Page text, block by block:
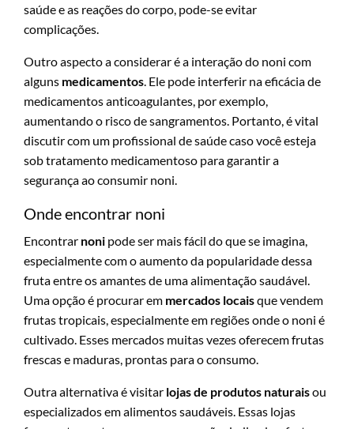
saúde e as reações do corpo, pode-se evitar
complicações.
Outro aspecto a considerar é a interação do noni com
alguns medicamentos . Ele pode interferir na eficácia de
medicamentos anticoagulantes, por exemplo,
aumentando o risco de sangramentos. Portanto, é vital
discutir com um profissional de saúde caso você esteja
sob tratamento medicamentoso para garantir a
segurança ao consumir noni.
Onde encontrar noni
Encontrar noni pode ser mais fácil do que se imagina,
especialmente com o aumento da popularidade dessa
fruta entre os amantes de uma alimentação saudável.
Uma opção é procurar em mercados locaisque vendem
frutas tropicais, especialmente em regiões onde o noni é
cultivado. Esses mercados muitas vezes oferecem frutas
frescas e maduras, prontas para o consumo.
Outra alternativa é visitar lojas de produtos naturaisou
especializados em alimentos saudáveis. Essas lojas